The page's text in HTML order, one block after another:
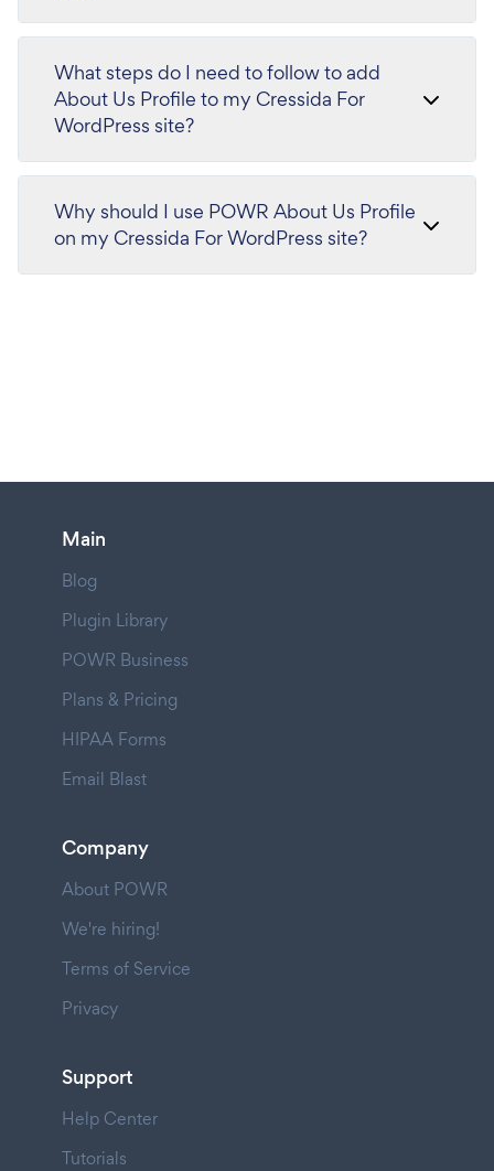
What steps do I need to follow to add
About Us Profile to my Cressida For
WordPress site?
Why should I use POWR About Us Profile
on my Cressida For WordPress site?
Main
Blog
Plugin Library
POWR Business
Plans & Pricing
HIPAA Forms
Email Blast
Company
About POWR
We're hiring!
Terms of Service
Privacy
Support
Help Center
Tutorials